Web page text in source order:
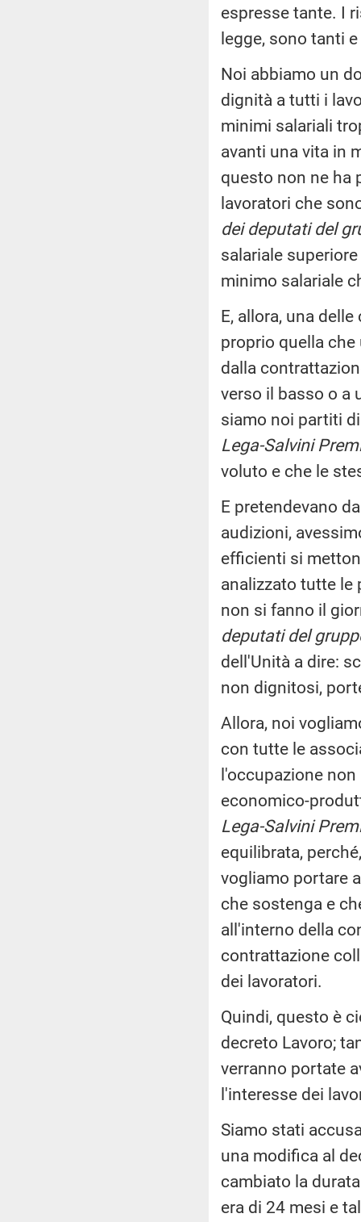
espresse tante. I
legge, sono tanti
Noi abbiamo un
dignità a tutti i
minimi salariali
avanti una vita in
questo non ne ha
lavoratori che
dei deputati del
salariale
minimo salariale
E, allora, una
proprio quella
dalla
verso il basso o a
siamo noi partiti
Lega-Salvini
voluto e che le
E pretendevano
audizioni,
efficienti si
analizzato tutte le
non si fanno il
deputati del
dell'Unità a dire:
non dignitosi,
Allora, noi
con tutte le
l'occupazione non
economico-
Lega-Salvini
equilibrata,
vogliamo portare
che sostenga e
all'interno della
contrattazione
dei lavoratori.
Quindi, questo è
decreto Lavoro;
verranno portate
l'interesse dei
Siamo stati
una modifica al
cambiato la
era di 24 mesi e